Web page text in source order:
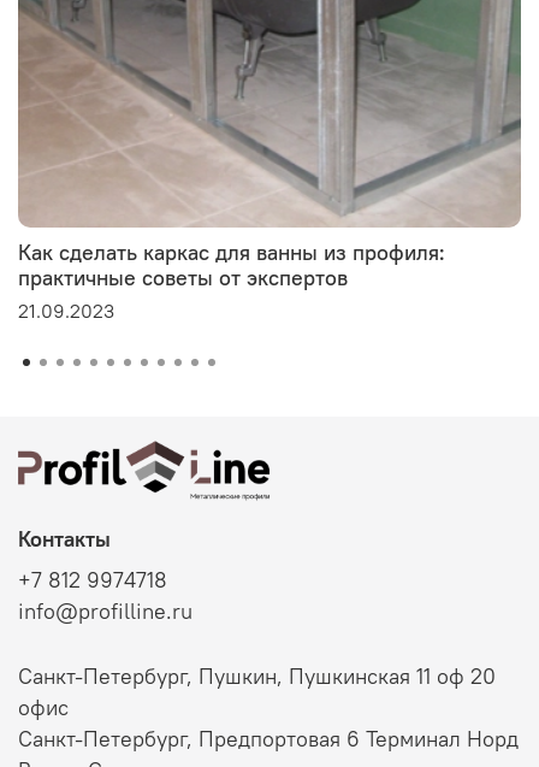
Как сделать каркас для ванны из профиля:
практичные советы от экспертов
21.09.2023
Контакты
+7 812 9974718
info@profilline.ru
Санкт-Петербург, Пушкин, Пушкинская 11 оф 20
офис
Санкт-Петербург, Предпортовая 6 Терминал Норд